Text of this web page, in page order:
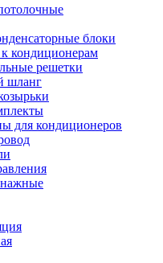
блоки
кондиционерам
решетки
шланг
для кондиционеров